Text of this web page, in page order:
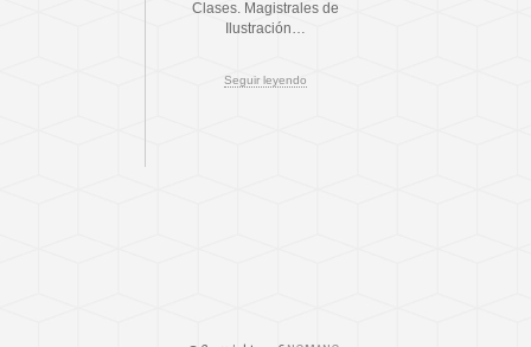
Clases. Magistrales de
Ilustración…
Seguir leyendo